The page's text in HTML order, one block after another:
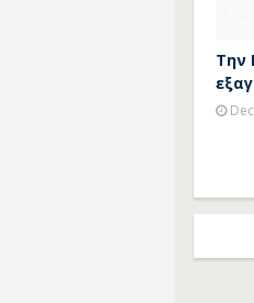
Την